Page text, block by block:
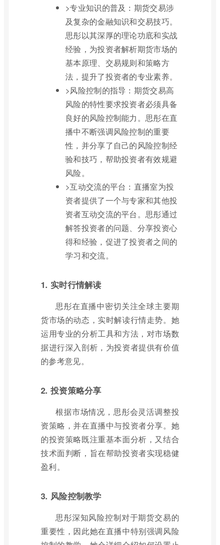
>专业知识的普及：期货交易涉
及复杂的金融知识和交易技巧。
思彤以其深厚的理论功底和实战
经验，为投资者解析期货市场的
基本原理、交易规则和策略方
法，提升了投资者的专业素养。
>风险控制的指导：期货交易高
风险的特性要求投资者必须具备
良好的风险控制能力。思彤在直
播中不断强调风险控制的重要
性，并分享了自己的风险控制经
验和技巧，帮助投资者有效规避
风险。
>互动交流的平台：直播室为投
资者提供了一个与专家和其他投
资者互动交流的平台。思彤通过
解答投资者的问题、分享投资心
得和经验，促进了投资者之间的
学习和交流。
1. 实时行情解读
思彤在直播中密切关注全球主要期
货市场的动态，实时解读行情走势。她
运用专业的分析工具和方法，对市场数
据进行深入剖析，为投资者提供有价值
的参考意见。
2. 投资策略分享
根据市场情况，思彤会灵活调整投
资策略，并在直播中与投资者分享。她
的投资策略既注重基本面分析，又结合
技术面判断，旨在帮助投资者实现稳健
盈利。
3. 风险控制教学
思彤深知风险控制对于期货交易的
重要性，因此她在直播中特别强调风险